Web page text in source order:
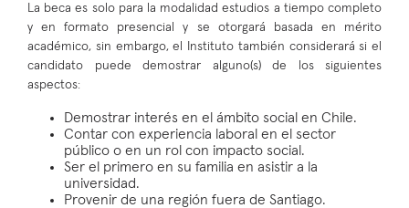
La beca es solo para la modalidad estudios a tiempo completo
y en formato presencial y se otorgará basada en mérito
académico, sin embargo, el Instituto también considerará si el
candidato puede demostrar alguno(s) de los siguientes
aspectos:
Demostrar interés en el ámbito social en Chile.
Contar con experiencia laboral en el sector
público o en un rol con impacto social.
Ser el primero en su familia en asistir a la
universidad.
Provenir de una región fuera de Santiago.